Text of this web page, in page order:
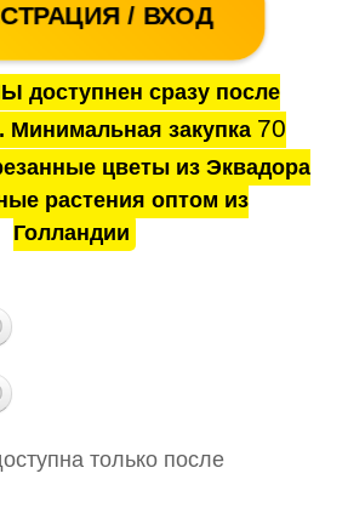
/ ВХОД
доступнен сразу после
Минимальная закупка 70
цветы из Эквадора
растения оптом из
Голландии
только после